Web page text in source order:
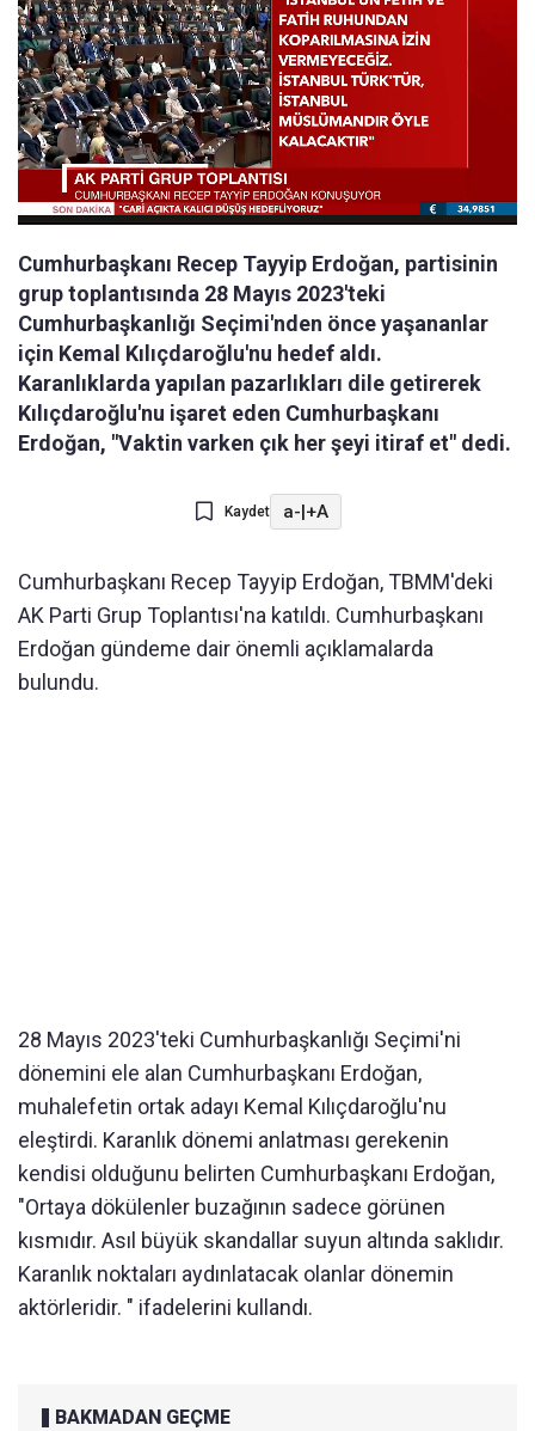
Cumhurbaşkanı Recep Tayyip Erdoğan, partisinin
grup toplantısında 28 Mayıs 2023'teki
Cumhurbaşkanlığı Seçimi'nden önce yaşananlar
için Kemal Kılıçdaroğlu'nu hedef aldı.
Karanlıklarda yapılan pazarlıkları dile getirerek
Kılıçdaroğlu'nu işaret eden Cumhurbaşkanı
Erdoğan, "Vaktin varken çık her şeyi itiraf et" dedi.
Kaydet a-|+A
Cumhurbaşkanı Recep Tayyip Erdoğan, TBMM'deki
AK Parti Grup Toplantısı'na katıldı. Cumhurbaşkanı
Erdoğan gündeme dair önemli açıklamalarda
bulundu.
28 Mayıs 2023'teki Cumhurbaşkanlığı Seçimi'ni
dönemini ele alan Cumhurbaşkanı Erdoğan,
muhalefetin ortak adayı Kemal Kılıçdaroğlu'nu
eleştirdi. Karanlık dönemi anlatması gerekenin
kendisi olduğunu belirten Cumhurbaşkanı Erdoğan,
"Ortaya dökülenler buzağının sadece görünen
kısmıdır. Asıl büyük skandallar suyun altında saklıdır.
Karanlık noktaları aydınlatacak olanlar dönemin
aktörleridir. " ifadelerini kullandı.
BAKMADAN GEÇME